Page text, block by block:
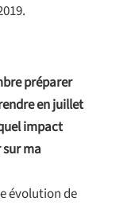
préparer
en juillet
impact
ma
évolution de